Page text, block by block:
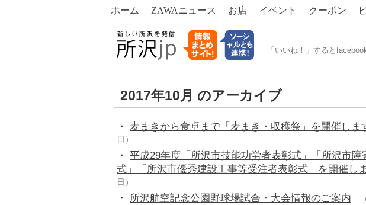
ホーム ZAWAニュース お店 イベント クーポン
「いいね！」すると
2017年10月 のアーカイブ
・ 麦まきから食卓まで「麦まき・収穫祭」を開催しま
日）
・ 平成29年度「所沢市技能功労者表彰式」「所沢市
式」「所沢市優秀建設工事等受注者表彰式」を開催し
日）
・ 所沢航空記念公園野球場試合・大会情報のご案内